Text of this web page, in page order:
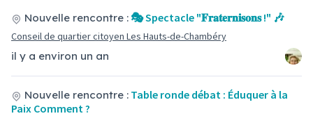
il y a environ un an
Nouvelle rencontre : 🎭 Spectacle "𝐅𝐫𝐚𝐭𝐞𝐫𝐧𝐢𝐬𝐨𝐧𝐬 !" 🎶
Conseil de quartier citoyen Les Hauts-de-Chambéry
Nouvelle rencontre : Table ronde débat : Éduquer à la
Paix Comment ?